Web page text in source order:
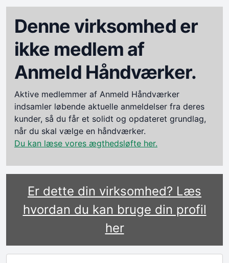
Denne virksomhed er
ikke medlem af
Anmeld Håndværker.
Aktive medlemmer af Anmeld Håndværker
indsamler løbende aktuelle anmeldelser fra deres
kunder, så du får et solidt og opdateret grundlag,
når du skal vælge en håndværker.
Du kan læse vores ægthedsløfte her.
Er dette din virksomhed? Læs
hvordan du kan bruge din profil
her